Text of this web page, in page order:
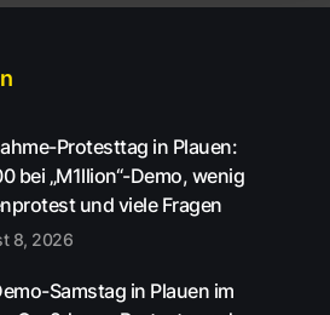
Protesttag in Plauen:
bei „M1llion“-Demo, wenig
und viele Fragen
8, 2026
Samstag in Plauen im